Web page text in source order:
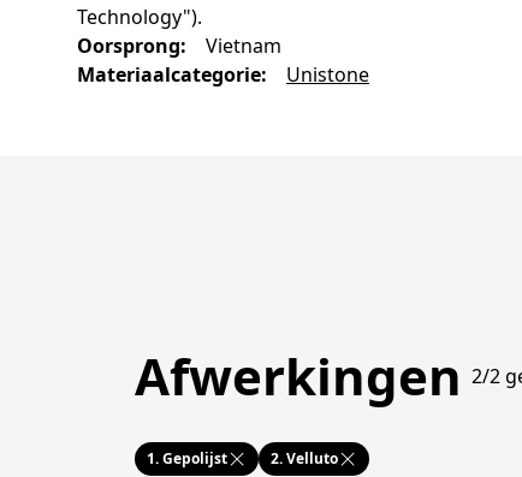
Technology").
Oorsprong:
Vietnam
Materiaalcategorie: Unistone
Afwerkingen 2/2
1.Gepolijst 2.Velluto